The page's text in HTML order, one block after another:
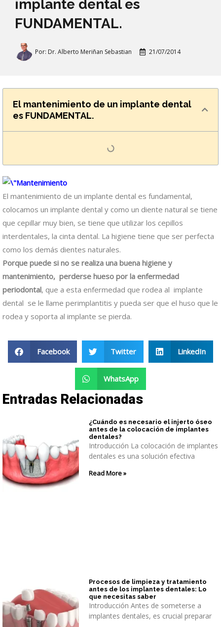
implante dental es
FUNDAMENTAL.
Por: Dr. Alberto Meriñan Sebastian 21/07/2014
El mantenimiento de un implante dental
es FUNDAMENTAL.
El mantenimiento de un implante dental es fundamental,
colocamos un implante dental y como un diente natural se tiene
que cepillar muy bien, se tiene que utilizar los cepillos
interdentales, la cinta dental. La higiene tiene que ser perfecta
como los demás dientes naturales.
Porque puede si no se realiza una buena higiene y
mantenimiento, perderse hueso por la enfermedad
periodontal, que a esta enfermedad que rodea al implante
dental se le llame perimplantitis y pueda ser que el huso que le
rodea y soporta al implante se pierda.
Facebook Twitter LinkedIn
WhatsApp
Entradas Relacionadas
¿Cuándo es necesario el injerto óseo
antes de la colocación de implantes
dentales?
Introducción La colocación de implantes
dentales es una solución efectiva
Read More »
Procesos de limpieza y tratamiento
antes de los implantes dentales: Lo
que necesitas saber
Introducción Antes de someterse a
implantes dentales, es crucial preparar